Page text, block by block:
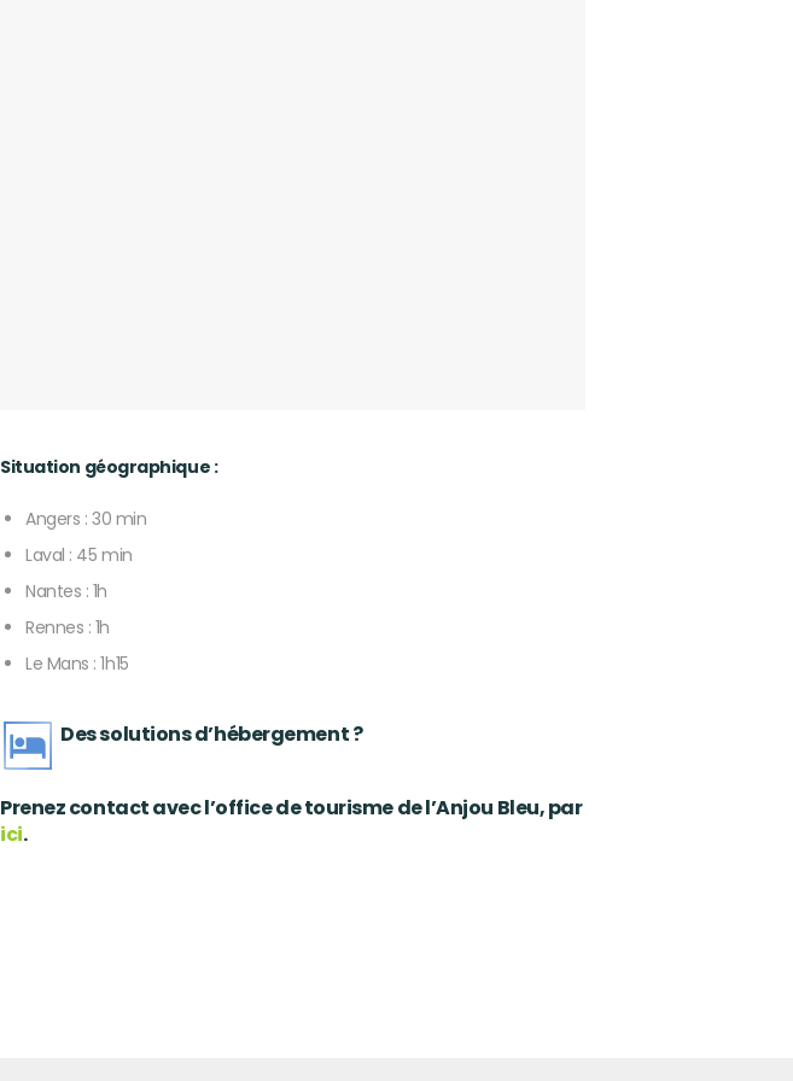
Situation géographique :
Angers : 30 min
Laval : 45 min
Nantes : 1h
Rennes : 1h
Le Mans : 1h15
Des solutions d’hébergement ?
Prenez contact avec l’office de tourisme de l’Anjou Bleu, par
ici.